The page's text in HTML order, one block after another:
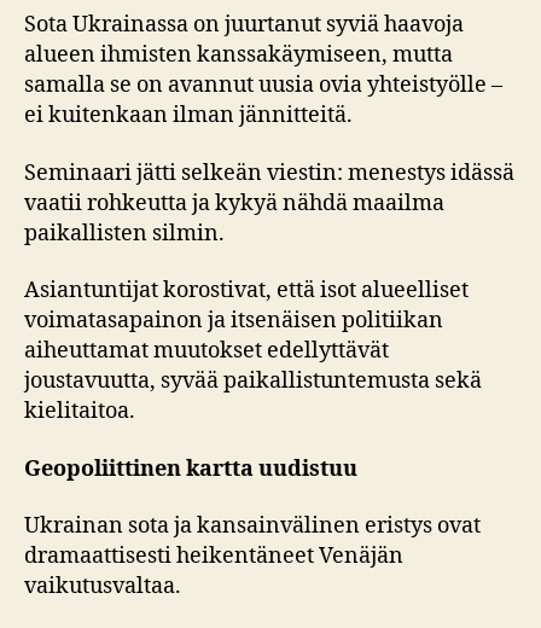
Sota Ukrainassa on juurtanut syviä haavoja
alueen ihmisten kanssakäymiseen, mutta
samalla se on avannut uusia ovia yhteistyölle –
ei kuitenkaan ilman jännitteitä.
Seminaari jätti selkeän viestin: menestys idässä
vaatii rohkeutta ja kykyä nähdä maailma
paikallisten silmin.
Asiantuntijat korostivat, että isot alueelliset
voimatasapainon ja itsenäisen politiikan
aiheuttamat muutokset edellyttävät
joustavuutta, syvää paikallistuntemusta sekä
kielitaitoa.
Geopoliittinen kartta uudistuu
Ukrainan sota ja kansainvälinen eristys ovat
dramaattisesti heikentäneet Venäjän
vaikutusvaltaa.